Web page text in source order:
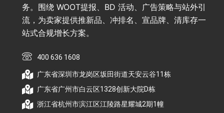
务。围绕 WOOT提报、BD 活动、广告策略与站外引
流，为卖家提供推新品、冲排名、宣品牌、清库存一
站式合规增长方案。
400 636 1608
广东省深圳市龙岗区坂田街道天安云谷11栋
广东省广州市白云区1328创新大院D栋
浙江省杭州市滨江区江陵路星耀城2期1幢